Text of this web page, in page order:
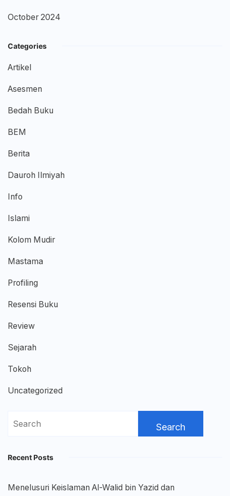
October 2024
Categories
Artikel
Asesmen
Bedah Buku
BEM
Berita
Dauroh Ilmiyah
Info
Islami
Kolom Mudir
Mastama
Profiling
Resensi Buku
Review
Sejarah
Tokoh
Uncategorized
Search
Recent Posts
Menelusuri Keislaman Al-Walid bin Yazid dan